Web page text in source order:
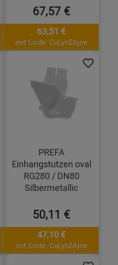
67,57 €
63,51 €
mit Code: CxLyh2Ajne
PREFA
Einhangstutzen oval
RG280 / DN80
Silbermetallic
50,11 €
47,10 €
mit Code: CxLyh2Ajne